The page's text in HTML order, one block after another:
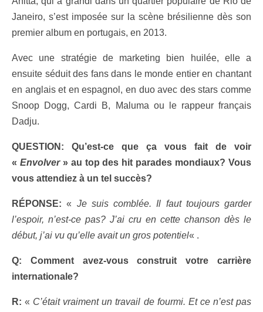
Janeiro, s’est imposée sur la scène brésilienne dès son
premier album en portugais, en 2013.
Avec une stratégie de marketing bien huilée, elle a
ensuite séduit des fans dans le monde entier en chantant
en anglais et en espagnol, en duo avec des stars comme
Snoop Dogg, Cardi B, Maluma ou le rappeur français
Dadju.
QUESTION: Qu’est-ce que ça vous fait de voir
« Envolver» au top des hit parades mondiaux? Vous
vous attendiez à un tel succès?
RÉPONSE: « Je suis comblée. Il faut toujours garder
l’espoir, n’est-ce pas? J’ai cru en cette chanson dès le
début, j’ai vu qu’elle avait un gros potentiel« .
Q: Comment avez-vous construit votre carrière
internationale?
R: « C’était vraiment un travail de fourmi. Et ce n’est pas